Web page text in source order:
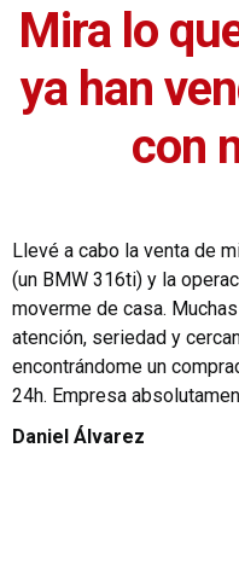
Mira lo
ya han
con
Llevé a cabo la venta de
(un BMW 316ti) y la
moverme de casa.
atención, seriedad y
encontrándome un
24h. Empresa
Daniel Álvarez